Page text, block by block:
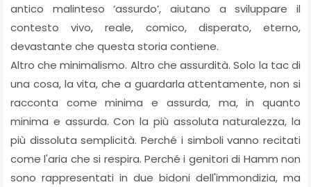
antico malinteso ‘assurdo’, aiutano a sviluppare il
contesto vivo, reale, comico, disperato, eterno,
devastante che questa storia contiene.
Altro che minimalismo. Altro che assurdità. Solo la tac di
una cosa, la vita, che a guardarla attentamente, non si
racconta come minima e assurda, ma, in quanto
minima e assurda. Con la più assoluta naturalezza, la
più dissoluta semplicità. Perché i simboli vanno recitati
come l'aria che si respira. Perché i genitori di Hamm non
sono rappresentati in due bidoni dell'immondizia, ma